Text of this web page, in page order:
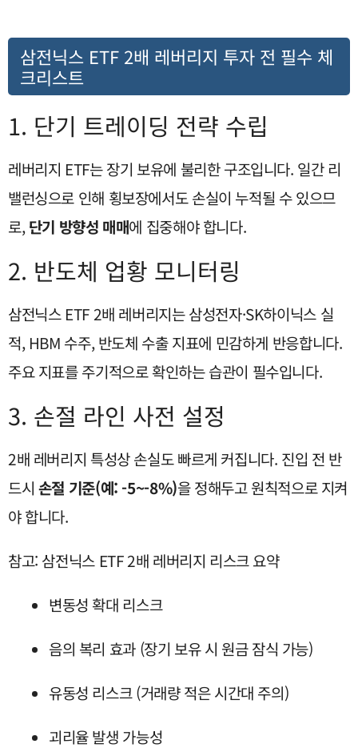
삼전닉스 ETF 2배 레버리지 투자 전 필수 체
크리스트
1. 단기 트레이딩 전략 수립
레버리지 ETF는 장기 보유에 불리한 구조입니다. 일간 리
밸런싱으로 인해 횡보장에서도 손실이 누적될 수 있으므
로, 단기 방향성 매매에 집중해야 합니다.
2. 반도체 업황 모니터링
삼전닉스 ETF 2배 레버리지는 삼성전자·SK하이닉스 실
적, HBM 수주, 반도체 수출 지표에 민감하게 반응합니다.
주요 지표를 주기적으로 확인하는 습관이 필수입니다.
3. 손절 라인 사전 설정
2배 레버리지 특성상 손실도 빠르게 커집니다. 진입 전 반
드시 손절 기준(예: -5~-8%)을 정해두고 원칙적으로 지켜
야 합니다.
참고: 삼전닉스 ETF 2배 레버리지 리스크 요약
변동성 확대 리스크
음의 복리 효과 (장기 보유 시 원금 잠식 가능)
유동성 리스크 (거래량 적은 시간대 주의)
괴리율 발생 가능성